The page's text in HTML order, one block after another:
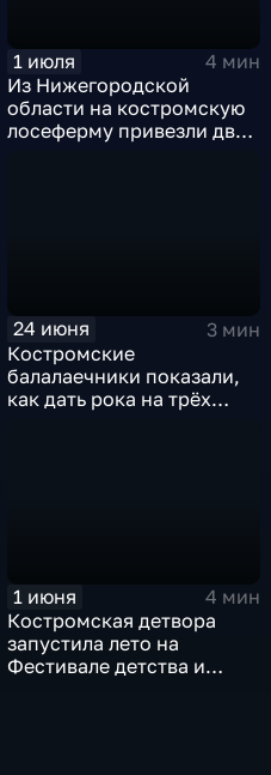
1 июля
4 мин
Из Нижегородской
области на костромскую
лосеферму привезли двух
24 июня
3 мин
Костромские
балалаечники показали,
как дать рока на трёх
1 июня
4 мин
Костромская детвора
запустила лето на
Фестивале детства и